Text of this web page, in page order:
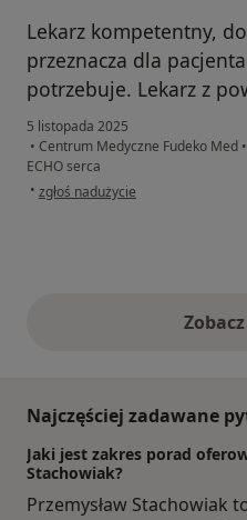
Lekarz kompetentny,
przeznacza dla
potrzebuje. Lekarz z
5 listopada 2025
• Centrum Medyczne Fudeko Med •
ECHO serca
• w opinii użytkownika Barbara
zgłoś nadużycie
Najczęściej zadawane
Jaki jest zakres porad
Stachowiak?
Przemysław Stachowiak